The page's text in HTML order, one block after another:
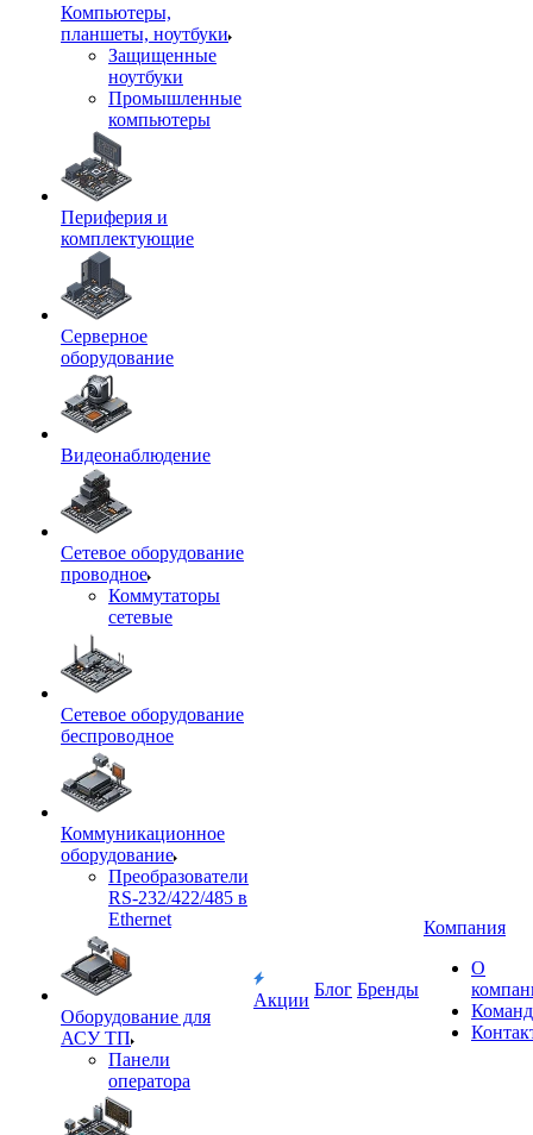
Компьютеры,
планшеты, ноутбуки
Защищенные
ноутбуки
Промышленные
компьютеры
Периферия и
комплектующие
Серверное
оборудование
Видеонаблюдение
Сетевое оборудование
проводное
Коммутаторы
сетевые
Сетевое оборудование
беспроводное
Коммуникационное
оборудование
Преобразователи
RS-232/422/485 в
Ethernet
Оборудование для
АСУ ТП
Панели
оператора
Акции
Блог Бренды
Компания
О